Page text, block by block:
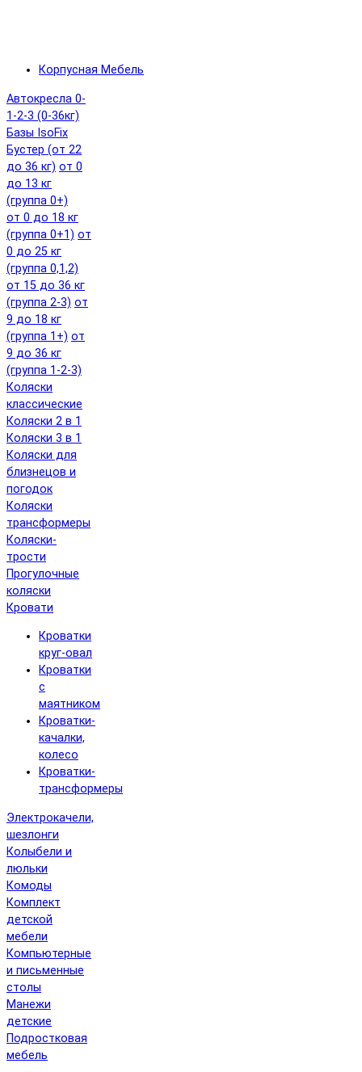
Корпусная Мебель
Автокресла 0-
1-2-3 (0-36кг)
Базы IsoFix
Бустер (от 22
до 36 кг) от 0
до 13 кг
(группа 0+)
от 0 до 18 кг
(группа 0+1) от
0 до 25 кг
(группа 0,1,2)
от 15 до 36 кг
(группа 2-3) от
9 до 18 кг
(группа 1+) от
9 до 36 кг
(группа 1-2-3)
Коляски
классические
Коляски 2 в 1
Коляски 3 в 1
Коляски для
близнецов и
погодок
Коляски
трансформеры
Коляски-
трости
Прогулочные
коляски
Кровати
Кроватки
круг-овал
Кроватки
с
маятником
Кроватки-
качалки,
колесо
Кроватки-
трансформеры
Электрокачели,
шезлонги
Колыбели и
люльки
Комоды
Комплект
детской
мебели
Компьютерные
и письменные
столы
Манежи
детские
Подростковая
мебель